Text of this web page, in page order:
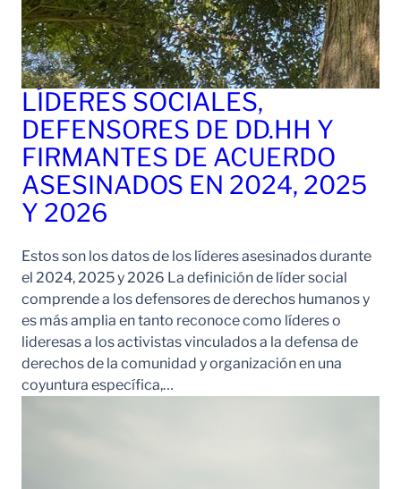
LÍDERES SOCIALES,
DEFENSORES DE DD.HH Y
FIRMANTES DE ACUERDO
ASESINADOS EN 2024, 2025
Y 2026
Estos son los datos de los líderes asesinados durante
el 2024, 2025 y 2026 La definición de líder social
comprende a los defensores de derechos humanos y
es más amplia en tanto reconoce como líderes o
lideresas a los activistas vinculados a la defensa de
derechos de la comunidad y organización en una
coyuntura específica,…